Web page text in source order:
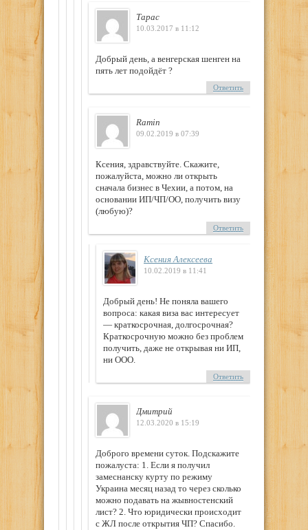
Тарас
10.03.2017 в 11:12
Добрый день, а венгерская шенген на
пять лет подойдёт ?
Ответить
Ramin
09.02.2019 в 07:39
Ксения, здравствуйте. Скажите,
пожалуйста, можно ли открыть
сначала бизнес в Чехии, а потом, на
основании ИП/ЧП/ОО, получить визу
(любую)?
Ответить
Ксения Алексеева
10.02.2019 в 11:41
Добрый день! Не поняла вашего
вопроса: какая виза вас интересует
— краткосрочная, долгосрочная?
Краткосрочную можно без проблем
получить, даже не открывая ни ИП,
ни ООО.
Ответить
Дмитрий
12.03.2020 в 15:19
Доброго времени суток. Подскажите
пожалуста: 1. Если я получил
замеснанску курту по режиму
Украина месяц назад то через сколько
можно подавать на жывностенский
лист? 2. Что юридически происходит
с ЖЛ после открытия ЧП? Спасибо.